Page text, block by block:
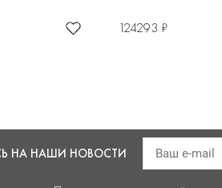
124293 ₽
НА НАШИ НОВОСТИ